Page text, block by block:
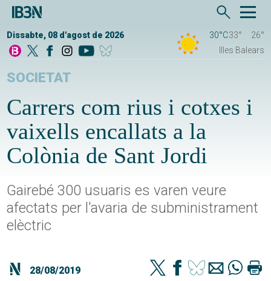
Dissabte, 08 d'agost de 2026 30°C33°
26°
Illes Balears
SOCIETAT
Carrers com rius i cotxes i
vaixells encallats a la
Colònia de Sant Jordi
Gairebé 300 usuaris es varen veure
afectats per l'avaria de subministrament
elèctric
28/08/2019